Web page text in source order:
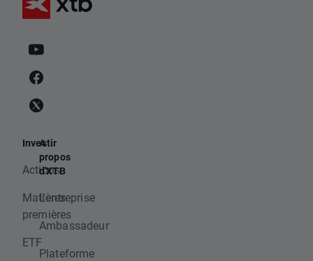
Investir
Actions
Matières
premières
ETF
A
propos
d'XTB
L'entreprise
Ambassadeur
Plateforme